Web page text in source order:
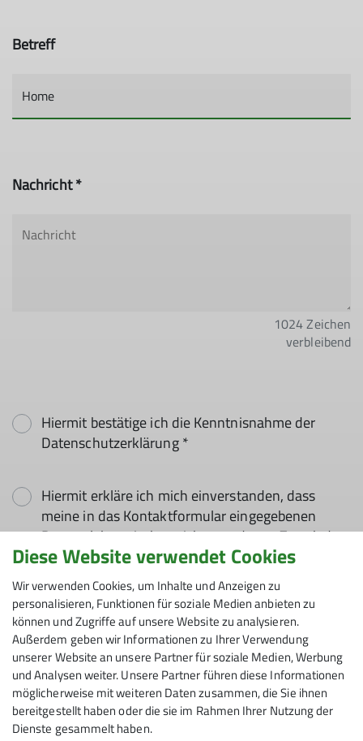
Betreff
Nachricht *
1024Zeichen
verbleibend
Hiermit bestätige ich die Kenntnisnahme der
Datenschutzerklärung *
Hiermit erkläre ich mich einverstanden, dass
meine in das Kontaktformular eingegebenen
Daten elektronisch gesichert und zum Zweck der
Kontaktaufnahme verarbeitet und genutzt
werden. Mir ist bekannt, dass ich meine
Einwilligung jederzeit wiederrufen kann. *
Mit (*) markierte Felder
sind Pflichtfelder
Absenden
Diese Website verwendet Cookies
Wir verwenden Cookies, um Inhalte und Anzeigen zu
personalisieren, Funktionen für soziale Medien anbieten zu
können und Zugriffe auf unsere Website zu analysieren.
Außerdem geben wir Informationen zu Ihrer Verwendung
unserer Website an unsere Partner für soziale Medien, Werbung
und Analysen weiter. Unsere Partner führen diese Informationen
möglicherweise mit weiteren Daten zusammen, die Sie ihnen
bereitgestellt haben oder die sie im Rahmen Ihrer Nutzung der
Dienste gesammelt haben.